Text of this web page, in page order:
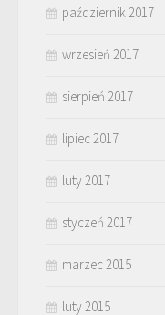
październik 2017
wrzesień 2017
sierpień 2017
lipiec 2017
luty 2017
styczeń 2017
marzec 2015
luty 2015